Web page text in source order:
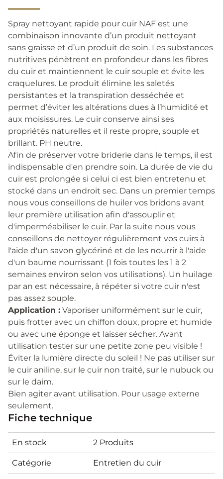
Spray nettoyant rapide pour cuir NAF est une
combinaison innovante d’un produit nettoyant
sans graisse et d’un produit de soin. Les substances
nutritives pénètrent en profondeur dans les fibres
du cuir et maintiennent le cuir souple et évite les
craquelures. Le produit élimine les saletés
persistantes et la transpiration desséchée et
permet d’éviter les altérations dues à l’humidité et
aux moisissures. Le cuir conserve ainsi ses
propriétés naturelles et il reste propre, souple et
brillant. PH neutre.
Afin de préserver votre briderie dans le temps, il est
indispensable d'en prendre soin. La durée de vie du
cuir est prolongée si celui ci est bien entretenu et
stocké dans un endroit sec. Dans un premier temps
nous vous conseillons de huiler vos bridons avant
leur première utilisation afin d'assouplir et
d'imperméabiliser le cuir. Par la suite nous vous
conseillons de nettoyer régulièrement vos cuirs à
l'aide d'un savon glycériné et de les nourrir à l'aide
d'un baume nourrissant (1 fois toutes les 1 à 2
semaines environ selon vos utilisations). Un huilage
par an est nécessaire, à répéter si votre cuir n'est
pas assez souple.
Application : Vaporiser uniformément sur le cuir,
puis frotter avec un chiffon doux, propre et humide
ou avec une éponge et laisser sécher. Avant
utilisation tester sur une petite zone peu visible !
Éviter la lumière directe du soleil ! Ne pas utiliser sur
le cuir aniline, sur le cuir non traité, sur le nubuck ou
sur le daim.
Bien agiter avant utilisation. Pour usage externe
seulement.
Fiche technique
En stock 2 Produits
Catégorie Entretien du cuir